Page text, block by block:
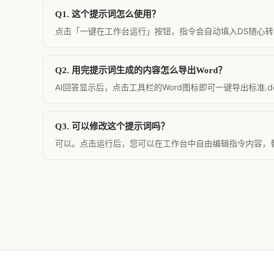
Q1. 这个提示词怎么使用？
点击「一键在工作台运行」按钮，指令会自动填入DS随心
Q2. 用完提示词生成的内容怎么导出Word？
AI回答显示后，点击工具栏的Word图标即可一键导出标准
Q3. 可以修改这个提示词吗？
可以。点击运行后，您可以在工作台中自由编辑指令内容